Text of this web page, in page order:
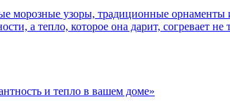
морозные узоры, традиционные орнаменты
а тепло, которое она дарит, согревает не
и тепло в вашем доме»